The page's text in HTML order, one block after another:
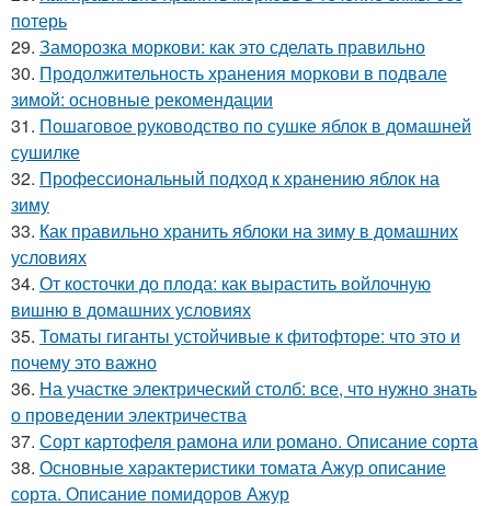
потерь
29. Заморозка моркови: как это сделать правильно
30. Продолжительность хранения моркови в подвале
зимой: основные рекомендации
31. Пошаговое руководство по сушке яблок в домашней
сушилке
32. Профессиональный подход к хранению яблок на
зиму
33. Как правильно хранить яблоки на зиму в домашних
условиях
34. От косточки до плода: как вырастить войлочную
вишню в домашних условиях
35. Томаты гиганты устойчивые к фитофторе: что это и
почему это важно
36. На участке электрический столб: все, что нужно знать
о проведении электричества
37. Сорт картофеля рамона или романо. Описание сорта
38. Основные характеристики томата Ажур описание
сорта. Описание помидоров Ажур